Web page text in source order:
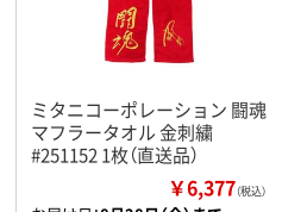
ミタニコーポレーション 闘魂
マフラータオル 金刺繍
#251152 1枚（直送品）
￥6,377（税込）